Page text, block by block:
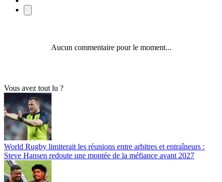
Aucun commentaire pour le moment...
Vous avez tout lu ?
World Rugby limiterait les réunions entre arbitres et entraîneurs :
Steve Hansen redoute une montée de la méfiance avant 2027